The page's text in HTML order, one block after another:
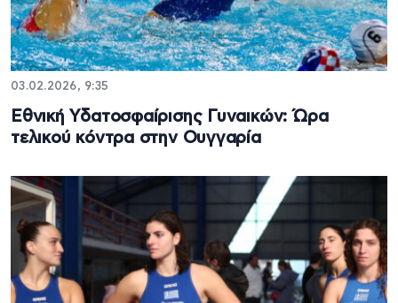
03.02.2026, 9:35
Εθνική Υδατοσφαίρισης Γυναικών: Ώρα
τελικού κόντρα στην Ουγγαρία